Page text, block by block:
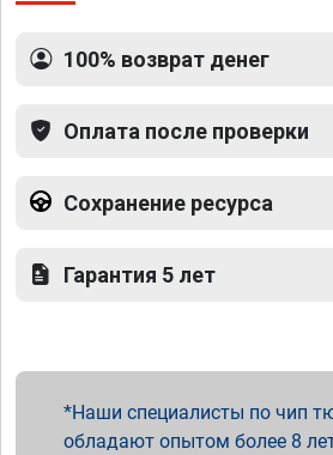
100% возврат денег
Оплата после проверки
Сохранение ресурса
Гарантия 5 лет
Наши специалисты по чип
обладают опытом более 8